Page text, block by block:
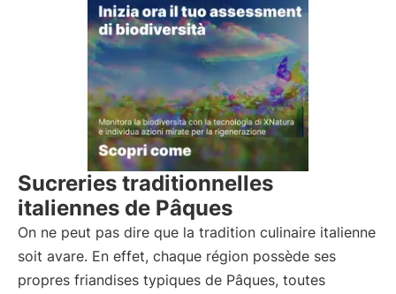
Sucreries traditionnelles
italiennes de Pâques
On ne peut pas dire que la tradition culinaire italienne
soit avare. En effet, chaque région possède ses
propres friandises typiques de Pâques, toutes